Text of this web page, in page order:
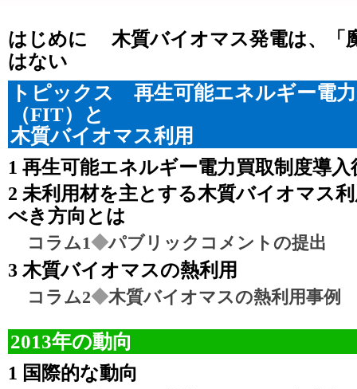
はじめに 木質バイオマス発電は、「
はない
トピックス 再生可能エネルギー電
（FIT）と
木質バイオマス利用
1 再生可能エネルギー電力買取制度導入
2 未利用材を主とする木質バイオマス
べき方向とは
コラム1◆パブリックコメントの提出
3 木質バイオマスの熱利用
コラム2◆木質バイオマスの熱利用事例
2013年の動向
1 国際的な動向